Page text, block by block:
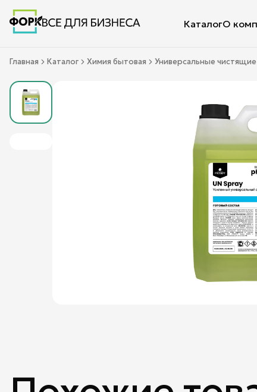
КаталогО
Главная Каталог Химия бытовая Универсальные